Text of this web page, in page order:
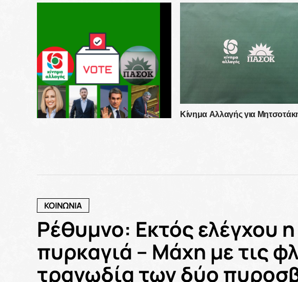
ΚΙΝΑΛ
Κίνημα Αλλαγής για
ΚΟΙΝΩΝΙΑ
Ρέθυμνο: Εκτός ελέγχου
πυρκαγιά – Μάχη με τις
τραγωδία των δύο